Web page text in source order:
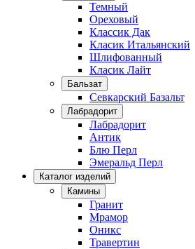
Темный
Ореховый
Классик Дак
Класик Итальянский
Шлифованный
Класик Лайт
Бальзат
Севкарский Базальт
Лабрадорит
Лабрадорит
Антик
Блю Перл
Эмеральд Перл
Каталог изделий
Камины
Гранит
Мрамор
Оникс
Травертин